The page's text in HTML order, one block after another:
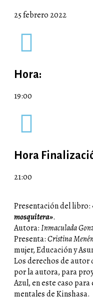
25 febrero 2022
Hora:
19:00
Hora
21:00
Presentación del libro:
mosquitera».
Autora:Inmaculada
Presenta:Cristina
mujer, Educación y
Los derechos de autor
por la autora, para
Azul, en este caso
mentales de Kinshasa.